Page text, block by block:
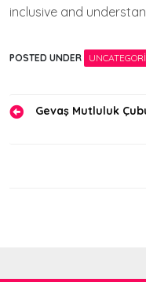
inclusive and
POSTED UNDER
YazıGevaş Mutluluk